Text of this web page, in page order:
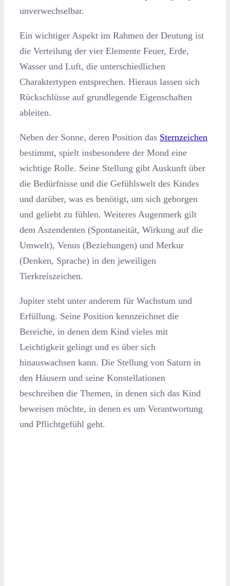
unverwechselbar.
Ein wichtiger Aspekt im Rahmen der Deutung ist
die Verteilung der vier Elemente Feuer, Erde,
Wasser und Luft, die unterschiedlichen
Charaktertypen entsprechen. Hieraus lassen sich
Rückschlüsse auf grundlegende Eigenschaften
ableiten.
Neben der Sonne, deren Position das Sternzeichen
bestimmt, spielt insbesondere der Mond eine
wichtige Rolle. Seine Stellung gibt Auskunft über
die Bedürfnisse und die Gefühlswelt des Kindes
und darüber, was es benötigt, um sich geborgen
und geliebt zu fühlen. Weiteres Augenmerk gilt
dem Aszendenten (Spontaneität, Wirkung auf die
Umwelt), Venus (Beziehungen) und Merkur
(Denken, Sprache) in den jeweiligen
Tierkreiszeichen.
Jupiter steht unter anderem für Wachstum und
Erfüllung. Seine Position kennzeichnet die
Bereiche, in denen dem Kind vieles mit
Leichtigkeit gelingt und es über sich
hinauswachsen kann. Die Stellung von Saturn in
den Häusern und seine Konstellationen
beschreiben die Themen, in denen sich das Kind
beweisen möchte, in denen es um Verantwortung
und Pflichtgefühl geht.